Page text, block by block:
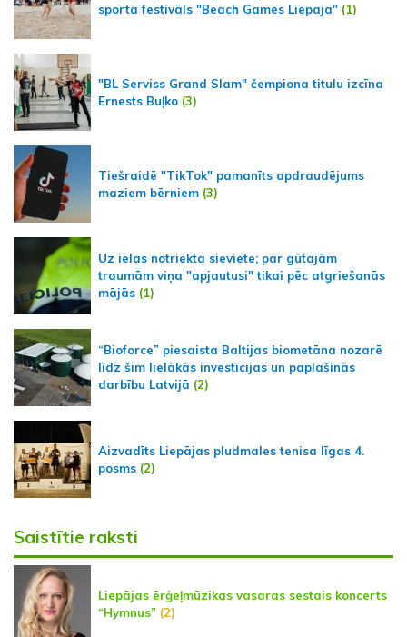
sporta festivāls "Beach Games Liepaja" (1)
"BL Serviss Grand Slam" čempiona titulu izcīna
Ernests Buļko (3)
Tiešraidē "TikTok" pamanīts apdraudējums
maziem bērniem (3)
Uz ielas notriekta sieviete; par gūtajām
traumām viņa "apjautusi" tikai pēc atgriešanās
mājās (1)
“Bioforce” piesaista Baltijas biometāna nozarē
līdz šim lielākās investīcijas un paplašinās
darbību Latvijā (2)
Aizvadīts Liepājas pludmales tenisa līgas 4.
posms (2)
Saistītie raksti
Liepājas ērģeļmūzikas vasaras sestais koncerts
“Hymnus” (2)